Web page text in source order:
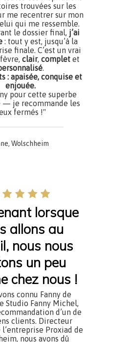
trouvées sur les
me recentrer sur mon
qui me ressemble.
le dossier final, j’ai
: tout y est, jusqu’à la
finale. C’est un vrai
clair, completet
.
: apaisée, conquise et
enjouée.
pour cette superbe
— je recommande les
fermés !"
Wolschheim
lorsque
allons au
nous nous
un peu
chez nous !
connu Fanny de
Studio Fanny Michel,
d’un de
clients. Directeur
l’entreprise Proxiad de
nous avons dû